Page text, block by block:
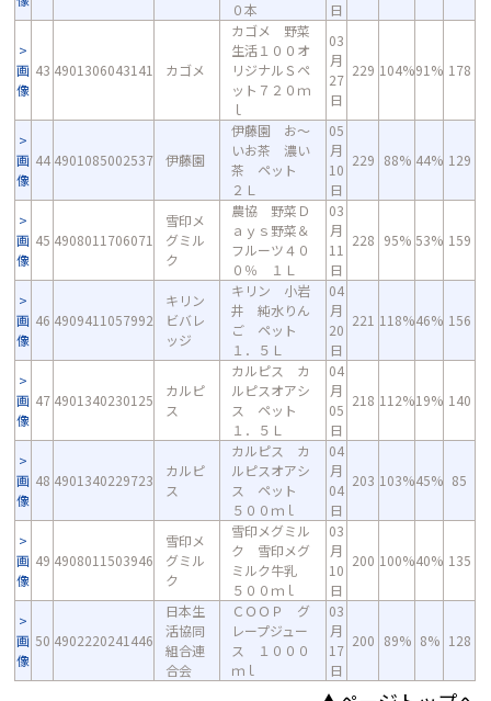
０本
日
画
像
43 4901306043141 カゴメ
カゴメ 野菜
生活１００オ
リジナルＳペ
ット７２０ｍ
ｌ
03
月
27
日
229 104%91% 178
画
像
44 4901085002537 伊藤園
伊藤園 お～
いお茶 濃い
茶 ペット
２Ｌ
05
月
10
日
229 88% 44% 129
画
像
45 4908011706071
雪印メ
グミル
ク
農協 野菜Ｄ
ａｙｓ野菜＆
フルーツ４０
０％ １Ｌ
03
月
11
日
228 95% 53% 159
画
像
46 4909411057992
キリン
ビバレ
ッジ
キリン 小岩
井 純水りん
ご ペット
１．５Ｌ
04
月
20
日
221 118%46% 156
画
像
47 4901340230125
カルピ
ス
カルピス カ
ルピスオアシ
ス ペット
１．５Ｌ
04
月
05
日
218 112%19% 140
画
像
48 4901340229723
カルピ
ス
カルピス カ
ルピスオアシ
ス ペット
５００ｍｌ
04
月
04
日
203 103%45% 85
画
像
49 4908011503946
雪印メ
グミル
ク
雪印メグミル
ク 雪印メグ
ミルク牛乳
５００ｍｌ
03
月
10
日
200 100%40% 135
画
像
50 4902220241446
日本生
活協同
組合連
合会
ＣＯＯＰ グ
レープジュー
ス １０００
ｍｌ
03
月
17
日
200 89% 8% 128